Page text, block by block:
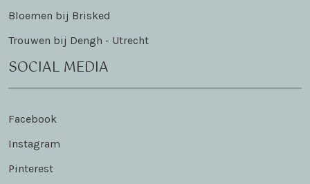
Bloemen bij Brisked
Trouwen bij Dengh - Utrecht
SOCIAL MEDIA
Facebook
Instagram
Pinterest